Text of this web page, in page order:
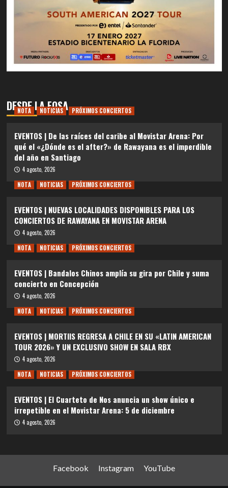
DESDE LA FOSA
NOTA NOTICIAS PRÓXIMOS CONCIERTOS
EVENTOS | De las raíces del caribe al Movistar Arena: Por
qué el «¿Dónde es el after?» de Rawayana es el imperdible
del año en Santiago
4 agosto, 2026
NOTA
NOTICIAS PRÓXIMOS CONCIERTOS
EVENTOS | NUEVAS LOCALIDADES DISPONIBLES PARA LOS
CONCIERTOS DE RAWAYANA EN MOVISTAR ARENA
4 agosto, 2026
NOTA
NOTICIAS PRÓXIMOS CONCIERTOS
EVENTOS | Bandalos Chinos amplía su gira por Chile y suma
concierto en Concepción
4 agosto, 2026
NOTA
NOTICIAS PRÓXIMOS CONCIERTOS
EVENTOS | MORTIIS REGRESA A CHILE EN SU «LATIN AMERICAN
TOUR 2026» Y UN EXCLUSIVO SHOW EN SALA RBX
4 agosto, 2026
NOTA
NOTICIAS PRÓXIMOS CONCIERTOS
EVENTOS | El Cuarteto de Nos anuncia un show único e
irrepetible en el Movistar Arena: 5 de diciembre
4 agosto, 2026
Facebook Instagram YouTube